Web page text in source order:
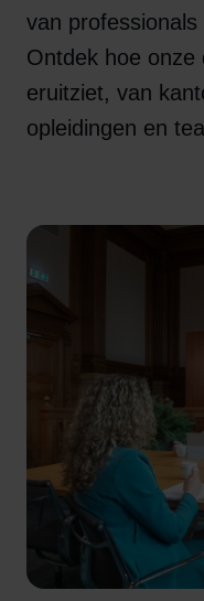
van
Ontdek hoe onze
eruitziet, van
opleidingen en